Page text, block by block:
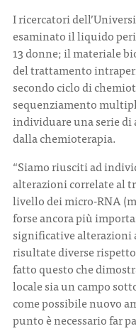
I ricercatori
esaminato il liquido
13 donne; il materiale
del trattamento
secondo ciclo di
sequenziamento
individuare una serie
dalla chemioterapia.
“Siamo riusciti ad
alterazioni correlate al
livello dei micro-RNA
forse ancora più
significative alterazioni
risultate diverse
fatto questo che
locale sia un campo
come possibile nuovo
punto è necessario far